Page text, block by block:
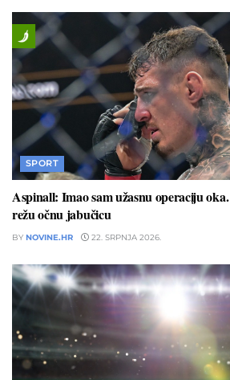
SPORT
Aspinall: Imao sam užasnu operaciju
režu očnu jabučicu
BY NOVINE.HR 22. SRPNJA 2026.